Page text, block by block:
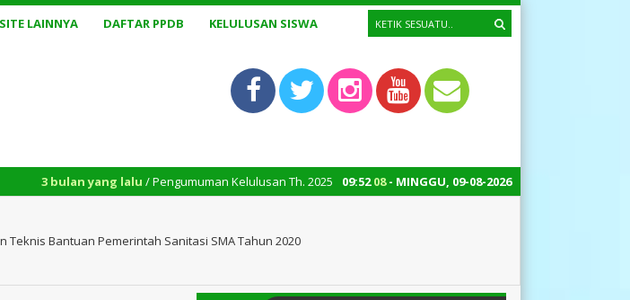
LAINNYA DAFTAR PPDB KELULUSAN SISWA
09:52 09- MINGGU, 09-08-2026
Kelulusan Th. 2025/2026PENGUMUMAN KELULUSAN TP 2025/2026 JAM 21.00 WIB
Teknis Bantuan Pemerintah Sanitasi SMA Tahun 2020